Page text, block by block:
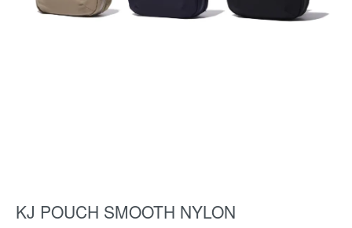
KJ POUCH SMOOTH NYLON